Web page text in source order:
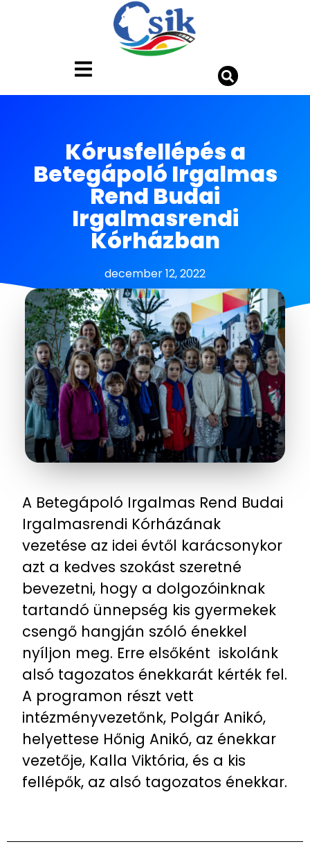
Kórusfellépés a
Betegápoló Irgalmas
Rend Budai
Irgalmasrendi
Kórházban
december 12, 2022
A Betegápoló Irgalmas Rend Budai
Irgalmasrendi Kórházának
vezetése az idei évtől karácsonykor
azt a kedves szokást szeretné
bevezetni, hogy a dolgozóinknak
tartandó ünnepség kis gyermekek
csengő hangján szóló énekkel
nyíljon meg. Erre elsőként iskolánk
alsó tagozatos énekkarát kérték fel.
A programon részt vett
intézményvezetőnk, Polgár Anikó,
helyettese Hőnig Anikó, az énekkar
vezetője, Kalla Viktória, és a kis
fellépők, az alsó tagozatos énekkar.